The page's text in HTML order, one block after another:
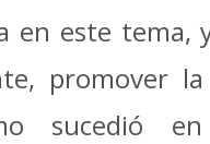
en este
promover
sucedió